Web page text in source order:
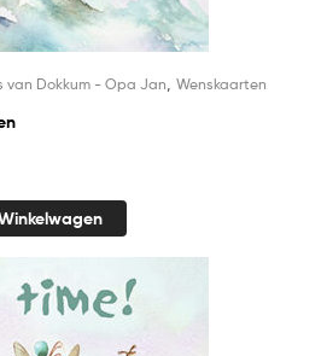
van Dokkum - Opa Jan Wenskaarten